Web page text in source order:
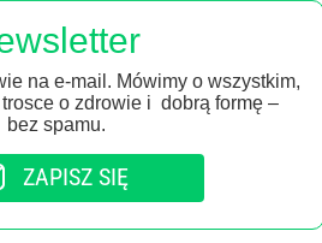
na e-mail. Mówimy o wszystkim,
o zdrowie i dobrą formę –
bez spamu.
ZAPISZ SIĘ